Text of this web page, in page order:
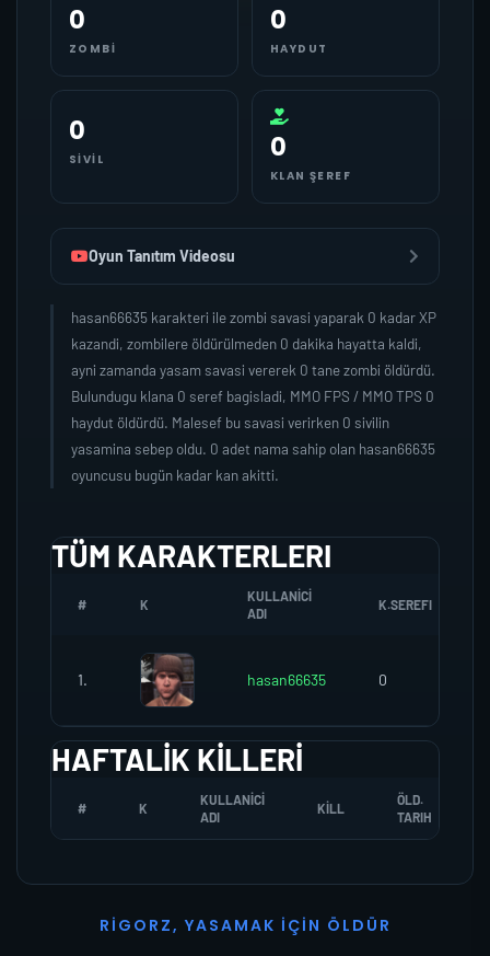
0
ZOMBI
0
HAYDUT
0
SIVIL 0
KLAN ŞEREF
Oyun Tanıtım Videosu
hasan66635 karakteri ile zombi savasi yaparak 0 kadar XP
kazandi, zombilere öldürülmeden 0 dakika hayatta kaldi,
ayni zamanda yasam savasi vererek 0 tane zombi öldürdü.
Bulundugu klana 0 seref bagisladi, MMO FPS / MMO TPS 0
haydut öldürdü. Malesef bu savasi verirken 0 sivilin
yasamina sebep oldu. 0 adet nama sahip olan hasan66635
oyuncusu bugün kadar kan akitti.
TÜM KARAKTERLERI
# K
KULLANICI
ADI
K.SEREFI
1. hasan66635 0
HAFTALIK KILLERI
# K
KULLANICI
ADI
KILL
ÖLD.
TARIH
R I G O R Z, YASAMAK İ ÇI N Ö L D Ü R